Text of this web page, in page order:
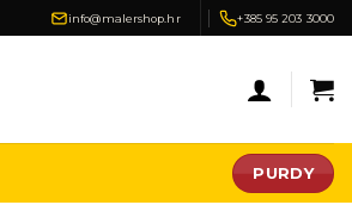
info@malershop.hr +385 95 203 3000
PURDY